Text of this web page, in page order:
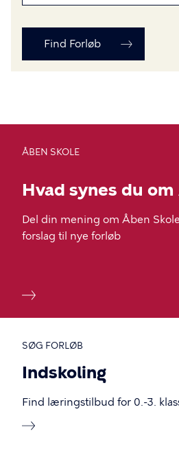
piletasterne
vælge.
ÅBEN SKOLE
Hvad synes du
Del din mening om Åben
forslag til nye forløb
SØG FORLØB
Indskoling
Find læringstilbud for 0.-3.